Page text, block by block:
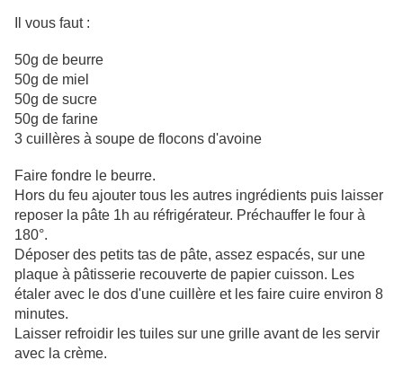
Il vous faut :
50g de beurre
50g de miel
50g de sucre
50g de farine
3 cuillères à soupe de flocons d'avoine
Faire fondre le beurre.
Hors du feu ajouter tous les autres ingrédients puis laisser
reposer la pâte 1h au réfrigérateur. Préchauffer le four à
180°.
Déposer des petits tas de pâte, assez espacés, sur une
plaque à pâtisserie recouverte de papier cuisson. Les
étaler avec le dos d'une cuillère et les faire cuire environ 8
minutes.
Laisser refroidir les tuiles sur une grille avant de les servir
avec la crème.